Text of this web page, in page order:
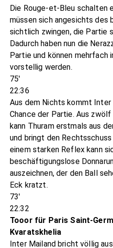
Die Rouge-et-Bleu schalten
müssen sich angesichts des
sichtlich zwingen, die Partie
Dadurch haben nun die
Partie und können mehrfach
vorstellig werden.
75'
22:36
Aus dem Nichts kommt Inter
Chance der Partie. Aus
kann Thuram erstmals aus
und bringt den
einem starken Reflex kann
beschäftigungslose
auszeichnen, der den Ball
Eck kratzt.
73'
22:32
Tooor für Paris Saint-
Kvaratskhelia
Inter Mailand bricht völlig